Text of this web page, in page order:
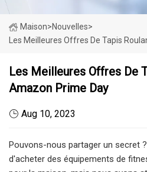
Maison>Nouvelles>
Les Meilleures Offres De Tapis
Les Meilleures Offres De
Amazon Prime Day
Aug 10, 2023
Pouvons-nous partager un secret
d'acheter des équipements de